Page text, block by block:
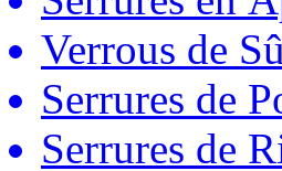
Verrous de
Serrures de
Serrures de